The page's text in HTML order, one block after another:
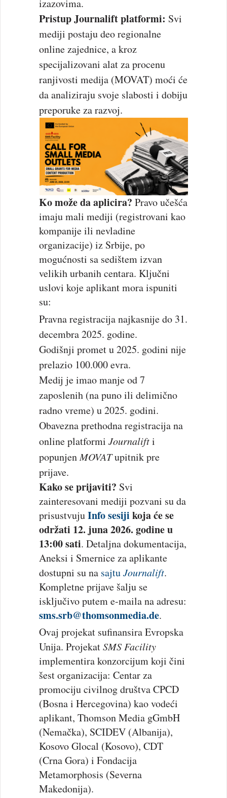
izazovima.
Pristup Journalift platformi: Svi
mediji postaju deo regionalne
online zajednice, a kroz
specijalizovani alat za procenu
ranjivosti medija (MOVAT) moći će
da analiziraju svoje slabosti i dobiju
preporuke za razvoj.
Ko može da aplicira? Pravo učešća
imaju mali mediji (registrovani kao
kompanije ili nevladine
organizacije) iz Srbije, po
mogućnosti sa sedištem izvan
velikih urbanih centara. Ključni
uslovi koje aplikant mora ispuniti
su:
Pravna registracija najkasnije do 31.
decembra 2025. godine.
Godišnji promet u 2025. godini nije
prelazio 100.000 evra.
Medij je imao manje od 7
zaposlenih (na puno ili delimično
radno vreme) u 2025. godini.
Obavezna prethodna registracija na
online platformiJournalifti
popunjenMOVATupitnik pre
prijave.
Kako se prijaviti? Svi
zainteresovani mediji pozvani su da
prisustvujuInfo sesiji koja će se
održati 12. juna 2026. godine u
13:00 sati. Detaljna dokumentacija,
Aneksi i Smernice za aplikante
dostupni su na sajtuJournalift.
Kompletne prijave šalju se
isključivo putem e-maila na adresu:
sms.srb@thomsonmedia.de.
Ovaj projekat sufinansira Evropska
Unija. ProjekatSMS Facility
implementira konzorcijum koji čini
šest organizacija: Centar za
promociju civilnog društva CPCD
(Bosna i Hercegovina) kao vodeći
aplikant, Thomson Media gGmbH
(Nemačka), SCIDEV (Albanija),
Kosovo Glocal (Kosovo), CDT
(Crna Gora) i Fondacija
Metamorphosis (Severna
Makedonija).